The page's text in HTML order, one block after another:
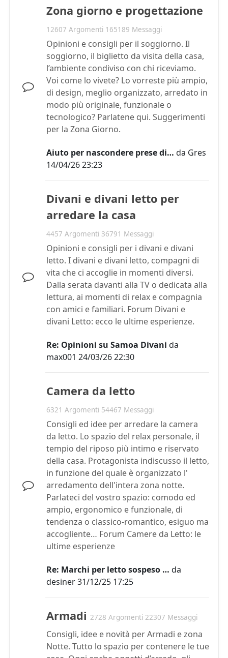
Zona giorno e progettazione
12607 Argomenti 165189 Messaggi
Opinioni e consigli per il soggiorno. Il
soggiorno, il biglietto da visita della casa,
l’ambiente condiviso con chi riceviamo.
Voi come lo vivete? Lo vorreste più ampio,
di design, meglio organizzato, arredato in
modo più originale, funzionale o
tecnologico? Parlatene qui. Suggerimenti
per la Zona Giorno.
Aiuto per nascondere prese di… da Gres
14/04/26 23:23
Divani e divani letto per
arredare la casa
4457 Argomenti 36791 Messaggi
Opinioni e consigli per i divani e divani
letto. I divani e divani letto, compagni di
vita che ci accoglie in momenti diversi.
Dalla serata davanti alla TV o dedicata alla
lettura, ai momenti di relax e compagnia
con amici e familiari. Forum Divani e
divani Letto: ecco le ultime esperienze.
Re: Opinioni su Samoa Divani da
max001 24/03/26 22:30
Camera da letto
6321 Argomenti 54467 Messaggi
Consigli ed idee per arredare la camera
da letto. Lo spazio del relax personale, il
tempio del riposo più intimo e riservato
della casa. Protagonista indiscusso il letto,
in funzione del quale è organizzato l'
arredamento dell'intera zona notte.
Parlateci del vostro spazio: comodo ed
ampio, ergonomico e funzionale, di
tendenza o classico-romantico, esiguo ma
accogliente… Forum Camere da Letto: le
ultime esperienze
Re: Marchi per letto sospeso … da
desiner31/12/25 17:25
Armadi 2728 Argomenti 22307 Messaggi
Consigli, idee e novità per Armadi e zona
Notte. Tutto lo spazio per contenere le tue